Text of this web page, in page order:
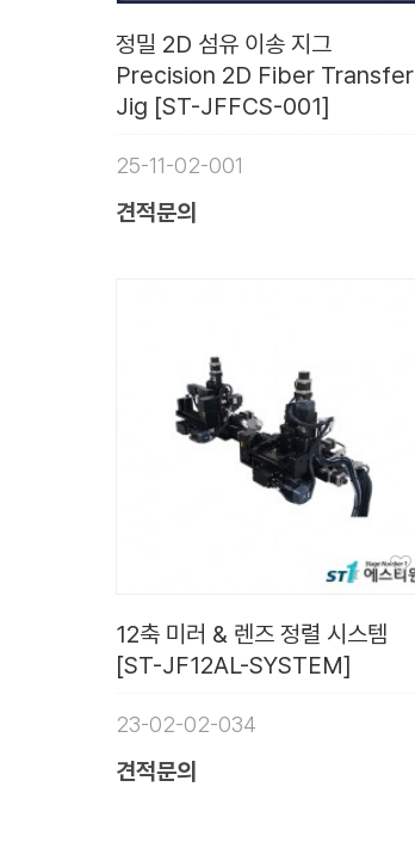
정밀 2D 섬유 이송 지그
Precision 2D Fiber Transfer
Jig [ST-JFFCS-001]
25-11-02-001
견적문의
12축 미러 & 렌즈 정렬 시스템
[ST-JF12AL-SYSTEM]
23-02-02-034
견적문의